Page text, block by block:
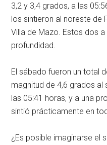
3,2 y 3,4 grados, a las
los sintieron al noreste de
Villa de Mazo. Estos dos
profundidad.
El sábado fueron un total
magnitud de 4,6 grados al
las 05:41 horas, y a una
sintió prácticamente en
¿Es posible imaginarse el